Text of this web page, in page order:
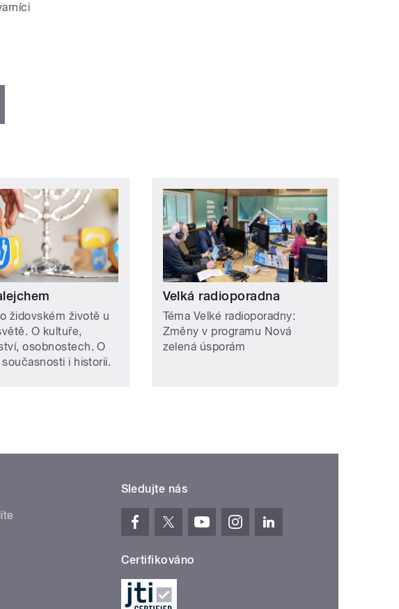
›
židovském životě u
O kultuře,
osobnostech. O
i historii.
Velká radioporadna
Téma Velké radioporadny:
Změny v programu Nová
zelená úsporám
Sledujte nás
Certifikováno